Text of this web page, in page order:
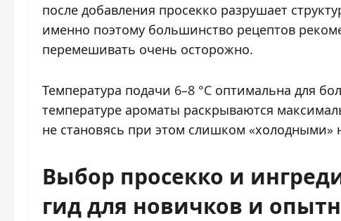
после добавления просекко разрушает
именно поэтому большинство рецептов
перемешивать очень осторожно.
Температура подачи 6–8 °C оптимальна для
температуре ароматы раскрываются
не становясь при этом слишком «холодными»
Выбор просекко и
гид для новичков и